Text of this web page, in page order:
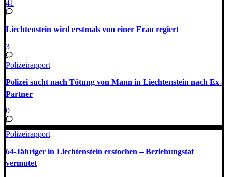
41
Liechtenstein wird erstmals von einer Frau regiert
3
Polizeirapport
Polizei sucht nach Tötung von Mann in Liechtenstein nach Ex-
Partner
0
Polizeirapport
64-Jähriger in Liechtenstein erstochen ‒ Beziehungstat
vermutet